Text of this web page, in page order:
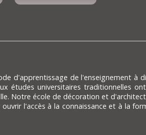
d'apprentissage de l'enseignement à
études universitaires traditionnelles
Notre école de décoration et
l'accès à la connaissance et à la